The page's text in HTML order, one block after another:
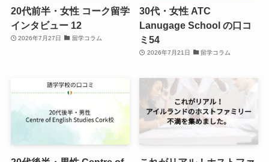
20代前半・女性 コーク留学
インタビュー 12
2026年7月27日 留学コラム
30代・女性 ATC
Lanugage School の口コ
ミ54
2026年7月21日 留学コラム